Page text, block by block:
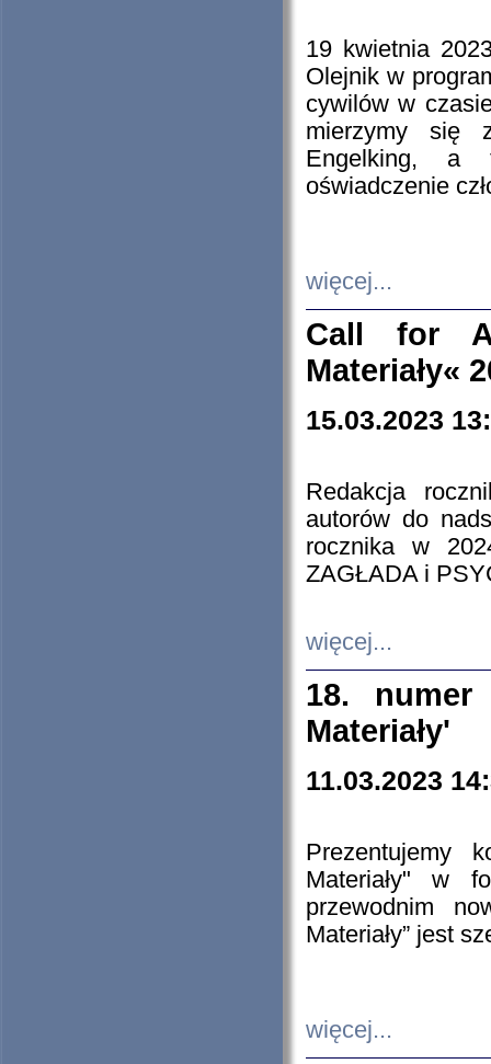
19 kwietnia
Olejnik w
cywilów w
mierzymy się
Engelking, a
oświadczenie
więcej...
Call for
Materiały«
15.03.2023
Redakcja
autorów do
rocznika w
ZAGŁADA i
więcej...
18. numer
Materiały'
11.03.2023
Prezentujemy
Materiały" w
przewodnim
Materiały” jest
więcej...